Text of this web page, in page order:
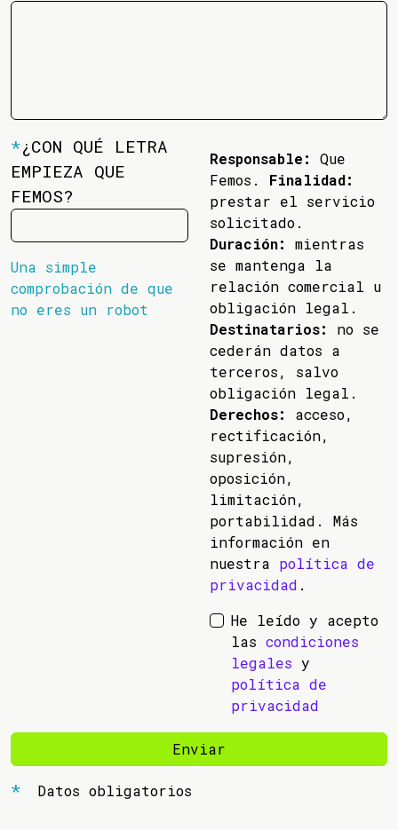
*¿CON QUÉ LETRA
EMPIEZA QUE
FEMOS?
Una simple
comprobación de que
no eres un robot
Responsable:
Que
Femos. Finalidad:
prestar el servicio
solicitado.
Duración:
mientras
se mantenga la
relación comercial u
obligación legal.
Destinatarios:
no se
cederán datos a
terceros, salvo
obligación legal.
Derechos:
acceso,
rectificación,
supresión,
oposición,
limitación,
portabilidad. Más
información en
nuestra política de
privacidad .
He leído y acepto
las condiciones
legales y
política de
privacidad
Enviar
Datos obligatorios